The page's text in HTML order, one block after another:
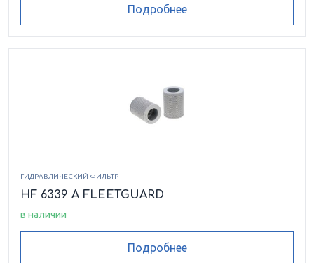
Подробнее
ГИДРАВЛИЧЕСКИЙ ФИЛЬТР
HF 6339 A FLEETGUARD
в наличии
Подробнее